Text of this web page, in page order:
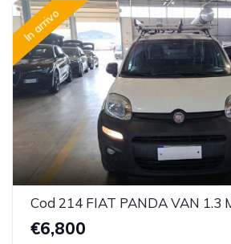
In arrivo
€6,800